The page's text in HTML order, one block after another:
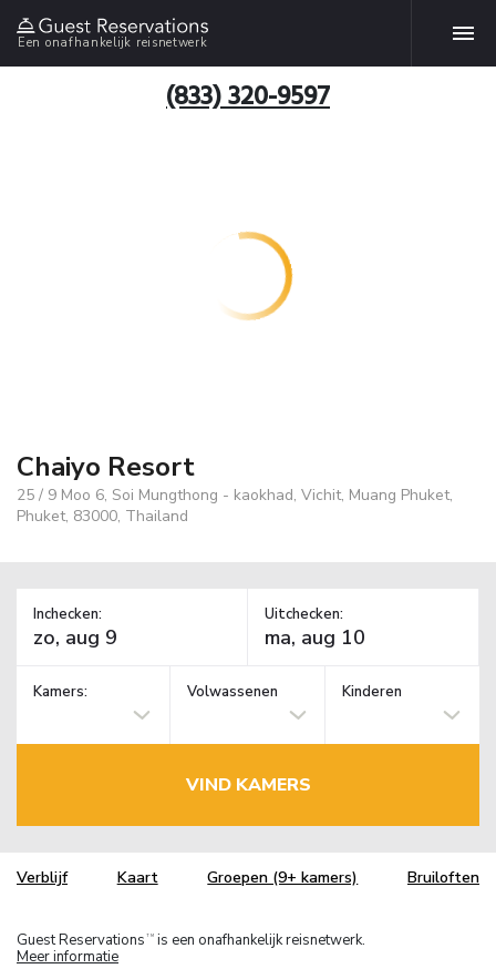
Een onafhankelijk reisnetwerk
(833) 320-9597
Chaiyo Resort
25 / 9 Moo 6, Soi Mungthong - kaokhad, Vichit, Muang Phuket,
Phuket, 83000, Thailand
Inchecken: Uitchecken:
Kamers: Volwassenen Kinderen
VIND KAMERS
Verblijf Kaart Groepen (9+ kamers) Bruiloften
Guest Reservations TM is een onafhankelijk reisnetwerk.
Meer informatie